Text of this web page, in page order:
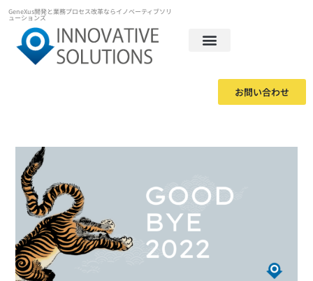
GeneXus開発と業務プロセス改革ならイノベーティブソリ
ューションズ
お問い合わせ